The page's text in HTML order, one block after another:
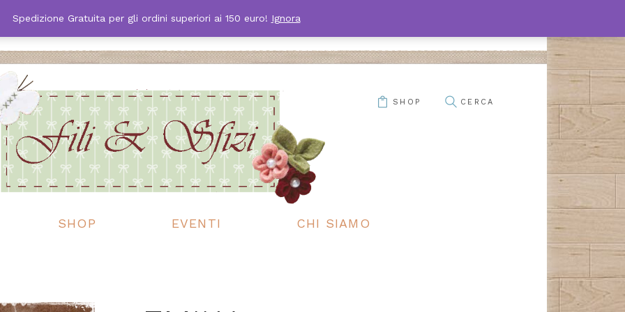
SHOP
SHOP EVENTI CHI SIAMO
Spedizione Gratuita per gli ordini superiori ai 150 euro! Ignora